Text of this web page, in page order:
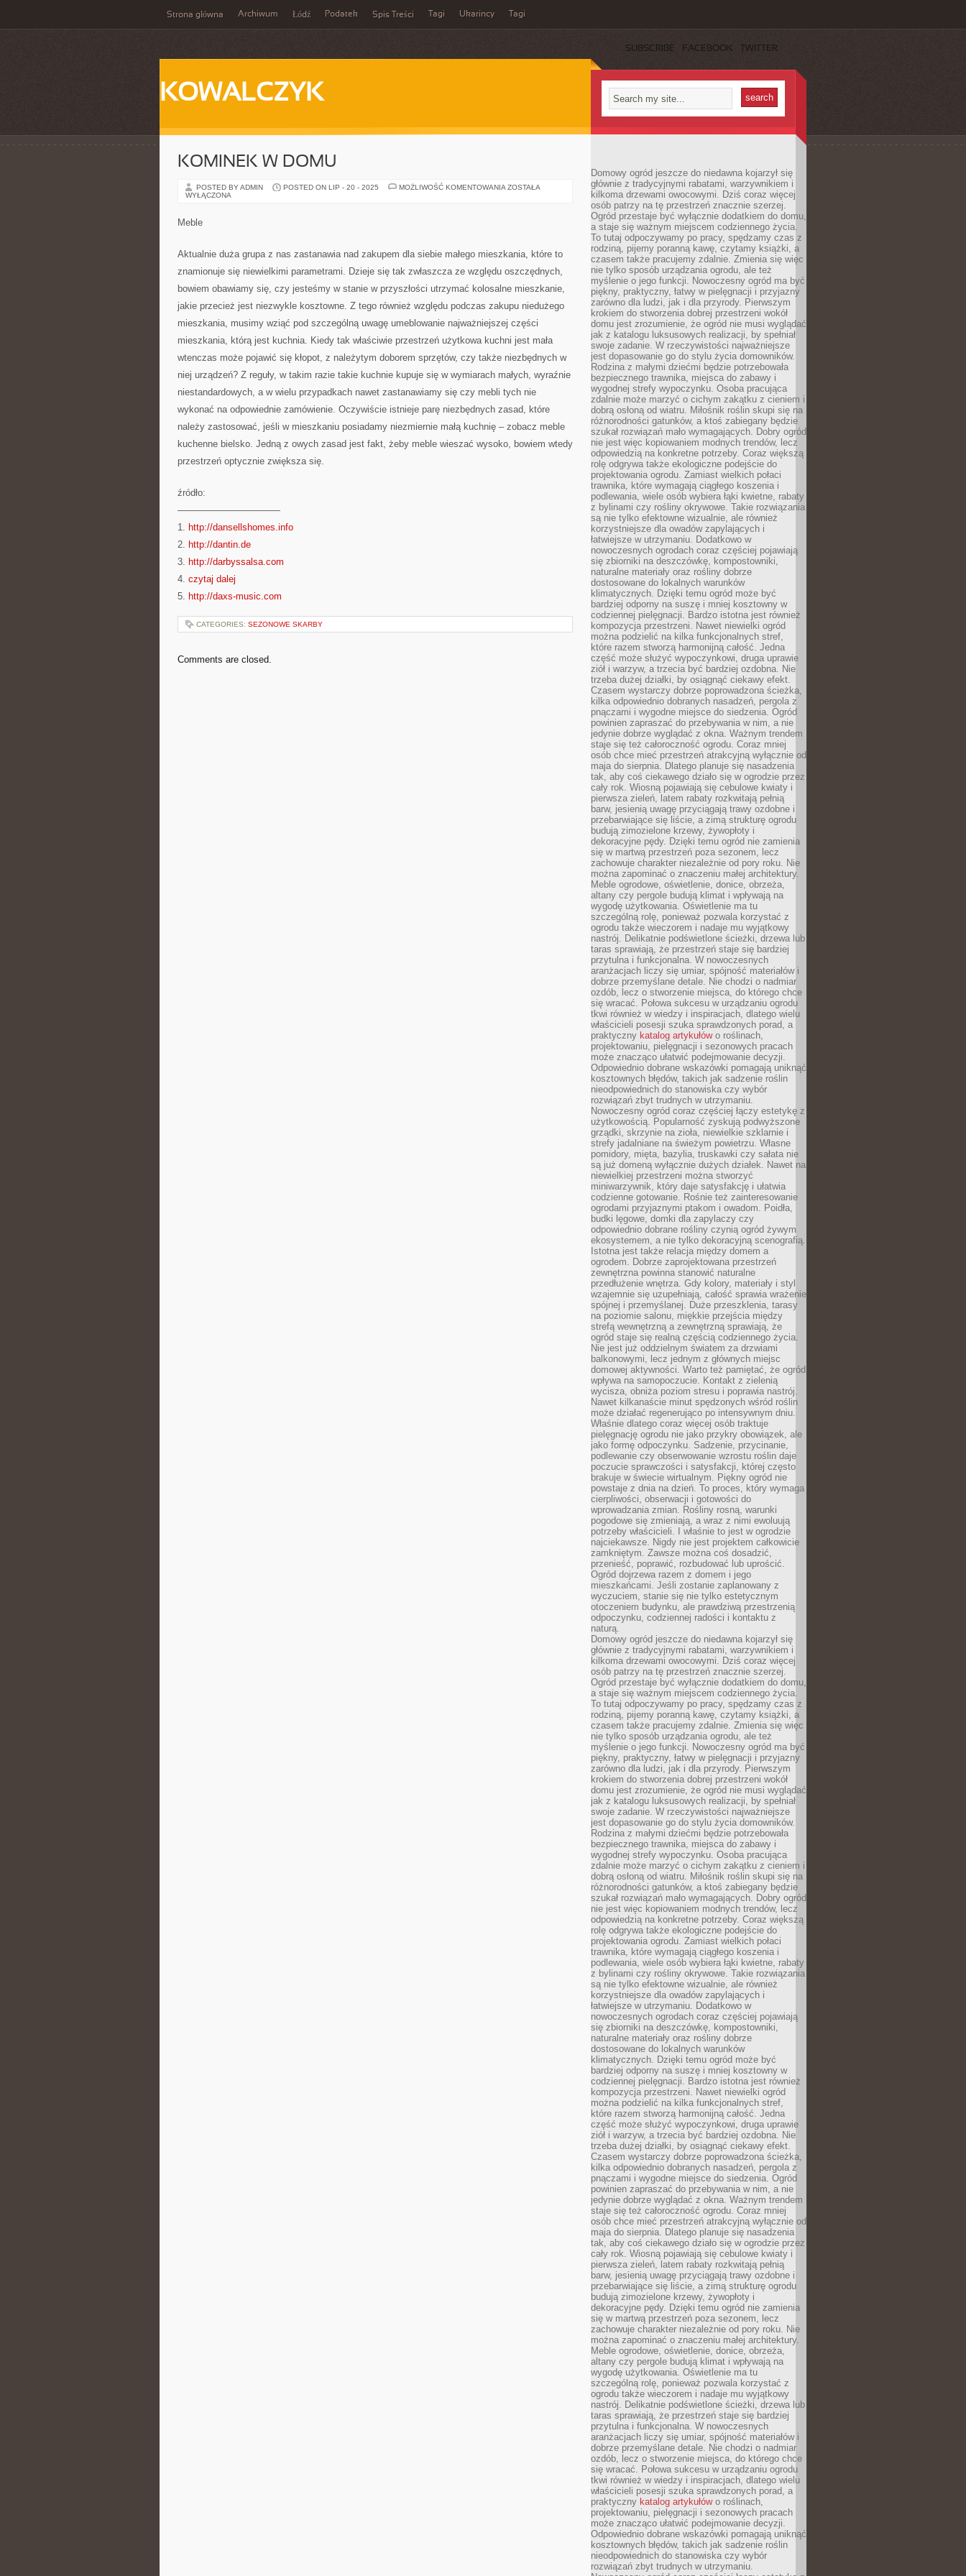
Strona główna Archiwum Łódź Podatek Spis Treści Tagi Ukarincy Tagi
SUBSCRIBE FACEBOOK TWITTER
KOWALCZYK
KOMINEK W DOMU
POSTED BY ADMIN POSTED ON LIP - 20 - 2025 MOŻLIWOŚĆ KOMENTOWANIA KOMINEK
ZOSTAŁA
WYŁĄCZONA
Meble
Aktualnie duża grupa z nas zastanawia nad zakupem dla siebie małego mieszkania, które to
znamionuje się niewielkimi parametrami. Dzieje się tak zwłaszcza ze względu oszczędnych,
bowiem obawiamy się, czy jesteśmy w stanie w przyszłości utrzymać kolosalne mieszkanie,
jakie przecież jest niezwykle kosztowne. Z tego również względu podczas zakupu niedużego
mieszkania, musimy wziąć pod szczególną uwagę umeblowanie najważniejszej części
mieszkania, którą jest kuchnia. Kiedy tak właściwie przestrzeń użytkowa kuchni jest mała
wtenczas może pojawić się kłopot, z należytym doborem sprzętów, czy także niezbędnych w
niej urządzeń? Z reguły, w takim razie takie kuchnie kupuje się w wymiarach małych, wyraźnie
niestandardowych, a w wielu przypadkach nawet zastanawiamy się czy mebli tych nie
wykonać na odpowiednie zamówienie. Oczywiście istnieje parę niezbędnych zasad, które
należy zastosować, jeśli w mieszkaniu posiadamy niezmiernie małą kuchnię – zobacz meble
kuchenne bielsko. Jedną z owych zasad jest fakt, żeby meble wieszać wysoko, bowiem wtedy
przestrzeń optycznie zwiększa się.
źródło:
———————————
1. http://dansellshomes.info
2. http://dantin.de
3. http://darbyssalsa.com
4. czytaj dalej
5. http://daxs-music.com
CATEGORIES: SEZONOWE SKARBY
Comments are closed.
Domowy ogród jeszcze do niedawna kojarzył się
głównie z tradycyjnymi rabatami, warzywnikiem i
kilkoma drzewami owocowymi. Dziś coraz więcej
osób patrzy na tę przestrzeń znacznie szerzej.
Ogród przestaje być wyłącznie dodatkiem do domu,
a staje się ważnym miejscem codziennego życia.
To tutaj odpoczywamy po pracy, spędzamy czas z
rodziną, pijemy poranną kawę, czytamy książki, a
czasem także pracujemy zdalnie. Zmienia się więc
nie tylko sposób urządzania ogrodu, ale też
myślenie o jego funkcji. Nowoczesny ogród ma być
piękny, praktyczny, łatwy w pielęgnacji i przyjazny
zarówno dla ludzi, jak i dla przyrody. Pierwszym
krokiem do stworzenia dobrej przestrzeni wokół
domu jest zrozumienie, że ogród nie musi wyglądać
jak z katalogu luksusowych realizacji, by spełniał
swoje zadanie. W rzeczywistości najważniejsze
jest dopasowanie go do stylu życia domowników.
Rodzina z małymi dziećmi będzie potrzebowała
bezpiecznego trawnika, miejsca do zabawy i
wygodnej strefy wypoczynku. Osoba pracująca
zdalnie może marzyć o cichym zakątku z cieniem i
dobrą osłoną od wiatru. Miłośnik roślin skupi się na
różnorodności gatunków, a ktoś zabiegany będzie
szukał rozwiązań mało wymagających. Dobry ogród
nie jest więc kopiowaniem modnych trendów, lecz
odpowiedzią na konkretne potrzeby. Coraz większą
rolę odgrywa także ekologiczne podejście do
projektowania ogrodu. Zamiast wielkich połaci
trawnika, które wymagają ciągłego koszenia i
podlewania, wiele osób wybiera łąki kwietne, rabaty
z bylinami czy rośliny okrywowe. Takie rozwiązania
są nie tylko efektowne wizualnie, ale również
korzystniejsze dla owadów zapylających i
łatwiejsze w utrzymaniu. Dodatkowo w
nowoczesnych ogrodach coraz częściej pojawiają
się zbiorniki na deszczówkę, kompostowniki,
naturalne materiały oraz rośliny dobrze
dostosowane do lokalnych warunków
klimatycznych. Dzięki temu ogród może być
bardziej odporny na suszę i mniej kosztowny w
codziennej pielęgnacji. Bardzo istotna jest również
kompozycja przestrzeni. Nawet niewielki ogród
można podzielić na kilka funkcjonalnych stref,
które razem stworzą harmonijną całość. Jedna
część może służyć wypoczynkowi, druga uprawie
ziół i warzyw, a trzecia być bardziej ozdobna. Nie
trzeba dużej działki, by osiągnąć ciekawy efekt.
Czasem wystarczy dobrze poprowadzona ścieżka,
kilka odpowiednio dobranych nasadzeń, pergola z
pnączami i wygodne miejsce do siedzenia. Ogród
powinien zapraszać do przebywania w nim, a nie
jedynie dobrze wyglądać z okna. Ważnym trendem
staje się też całoroczność ogrodu. Coraz mniej
osób chce mieć przestrzeń atrakcyjną wyłącznie od
maja do sierpnia. Dlatego planuje się nasadzenia
tak, aby coś ciekawego działo się w ogrodzie przez
cały rok. Wiosną pojawiają się cebulowe kwiaty i
pierwsza zieleń, latem rabaty rozkwitają pełnią
barw, jesienią uwagę przyciągają trawy ozdobne i
przebarwiające się liście, a zimą strukturę ogrodu
budują zimozielone krzewy, żywopłoty i
dekoracyjne pędy. Dzięki temu ogród nie zamienia
się w martwą przestrzeń poza sezonem, lecz
zachowuje charakter niezależnie od pory roku. Nie
można zapominać o znaczeniu małej architektury.
Meble ogrodowe, oświetlenie, donice, obrzeża,
altany czy pergole budują klimat i wpływają na
wygodę użytkowania. Oświetlenie ma tu
szczególną rolę, ponieważ pozwala korzystać z
ogrodu także wieczorem i nadaje mu wyjątkowy
nastrój. Delikatnie podświetlone ścieżki, drzewa lub
taras sprawiają, że przestrzeń staje się bardziej
przytulna i funkcjonalna. W nowoczesnych
aranżacjach liczy się umiar, spójność materiałów i
dobrze przemyślane detale. Nie chodzi o nadmiar
ozdób, lecz o stworzenie miejsca, do którego chce
się wracać. Połowa sukcesu w urządzaniu ogrodu
tkwi również w wiedzy i inspiracjach, dlatego wielu
właścicieli posesji szuka sprawdzonych porad, a
praktyczny katalog artykułówo roślinach,
projektowaniu, pielęgnacji i sezonowych pracach
może znacząco ułatwić podejmowanie decyzji.
Odpowiednio dobrane wskazówki pomagają uniknąć
kosztownych błędów, takich jak sadzenie roślin
nieodpowiednich do stanowiska czy wybór
rozwiązań zbyt trudnych w utrzymaniu.
Nowoczesny ogród coraz częściej łączy estetykę z
użytkowością. Popularność zyskują podwyższone
grządki, skrzynie na zioła, niewielkie szklarnie i
strefy jadalniane na świeżym powietrzu. Własne
pomidory, mięta, bazylia, truskawki czy sałata nie
są już domeną wyłącznie dużych działek. Nawet na
niewielkiej przestrzeni można stworzyć
miniwarzywnik, który daje satysfakcję i ułatwia
codzienne gotowanie. Rośnie też zainteresowanie
ogrodami przyjaznymi ptakom i owadom. Poidła,
budki lęgowe, domki dla zapylaczy czy
odpowiednio dobrane rośliny czynią ogród żywym
ekosystemem, a nie tylko dekoracyjną scenografią.
Istotna jest także relacja między domem a
ogrodem. Dobrze zaprojektowana przestrzeń
zewnętrzna powinna stanowić naturalne
przedłużenie wnętrza. Gdy kolory, materiały i styl
wzajemnie się uzupełniają, całość sprawia wrażenie
spójnej i przemyślanej. Duże przeszklenia, tarasy
na poziomie salonu, miękkie przejścia między
strefą wewnętrzną a zewnętrzną sprawiają, że
ogród staje się realną częścią codziennego życia.
Nie jest już oddzielnym światem za drzwiami
balkonowymi, lecz jednym z głównych miejsc
domowej aktywności. Warto też pamiętać, że ogród
wpływa na samopoczucie. Kontakt z zielenią
wycisza, obniża poziom stresu i poprawia nastrój.
Nawet kilkanaście minut spędzonych wśród roślin
może działać regenerująco po intensywnym dniu.
Właśnie dlatego coraz więcej osób traktuje
pielęgnację ogrodu nie jako przykry obowiązek, ale
jako formę odpoczynku. Sadzenie, przycinanie,
podlewanie czy obserwowanie wzrostu roślin daje
poczucie sprawczości i satysfakcji, której często
brakuje w świecie wirtualnym. Piękny ogród nie
powstaje z dnia na dzień. To proces, który wymaga
cierpliwości, obserwacji i gotowości do
wprowadzania zmian. Rośliny rosną, warunki
pogodowe się zmieniają, a wraz z nimi ewoluują
potrzeby właścicieli. I właśnie to jest w ogrodzie
najciekawsze. Nigdy nie jest projektem całkowicie
zamkniętym. Zawsze można coś dosadzić,
przenieść, poprawić, rozbudować lub uprościć.
Ogród dojrzewa razem z domem i jego
mieszkańcami. Jeśli zostanie zaplanowany z
wyczuciem, stanie się nie tylko estetycznym
otoczeniem budynku, ale prawdziwą przestrzenią
odpoczynku, codziennej radości i kontaktu z
naturą.
Domowy ogród jeszcze do niedawna kojarzył się
głównie z tradycyjnymi rabatami, warzywnikiem i
kilkoma drzewami owocowymi. Dziś coraz więcej
osób patrzy na tę przestrzeń znacznie szerzej.
Ogród przestaje być wyłącznie dodatkiem do domu,
a staje się ważnym miejscem codziennego życia.
To tutaj odpoczywamy po pracy, spędzamy czas z
rodziną, pijemy poranną kawę, czytamy książki, a
czasem także pracujemy zdalnie. Zmienia się więc
nie tylko sposób urządzania ogrodu, ale też
myślenie o jego funkcji. Nowoczesny ogród ma być
piękny, praktyczny, łatwy w pielęgnacji i przyjazny
zarówno dla ludzi, jak i dla przyrody. Pierwszym
krokiem do stworzenia dobrej przestrzeni wokół
domu jest zrozumienie, że ogród nie musi wyglądać
jak z katalogu luksusowych realizacji, by spełniał
swoje zadanie. W rzeczywistości najważniejsze
jest dopasowanie go do stylu życia domowników.
Rodzina z małymi dziećmi będzie potrzebowała
bezpiecznego trawnika, miejsca do zabawy i
wygodnej strefy wypoczynku. Osoba pracująca
zdalnie może marzyć o cichym zakątku z cieniem i
dobrą osłoną od wiatru. Miłośnik roślin skupi się na
różnorodności gatunków, a ktoś zabiegany będzie
szukał rozwiązań mało wymagających. Dobry ogród
nie jest więc kopiowaniem modnych trendów, lecz
odpowiedzią na konkretne potrzeby. Coraz większą
rolę odgrywa także ekologiczne podejście do
projektowania ogrodu. Zamiast wielkich połaci
trawnika, które wymagają ciągłego koszenia i
podlewania, wiele osób wybiera łąki kwietne, rabaty
z bylinami czy rośliny okrywowe. Takie rozwiązania
są nie tylko efektowne wizualnie, ale również
korzystniejsze dla owadów zapylających i
łatwiejsze w utrzymaniu. Dodatkowo w
nowoczesnych ogrodach coraz częściej pojawiają
się zbiorniki na deszczówkę, kompostowniki,
naturalne materiały oraz rośliny dobrze
dostosowane do lokalnych warunków
klimatycznych. Dzięki temu ogród może być
bardziej odporny na suszę i mniej kosztowny w
codziennej pielęgnacji. Bardzo istotna jest również
kompozycja przestrzeni. Nawet niewielki ogród
można podzielić na kilka funkcjonalnych stref,
które razem stworzą harmonijną całość. Jedna
część może służyć wypoczynkowi, druga uprawie
ziół i warzyw, a trzecia być bardziej ozdobna. Nie
trzeba dużej działki, by osiągnąć ciekawy efekt.
Czasem wystarczy dobrze poprowadzona ścieżka,
kilka odpowiednio dobranych nasadzeń, pergola z
pnączami i wygodne miejsce do siedzenia. Ogród
powinien zapraszać do przebywania w nim, a nie
jedynie dobrze wyglądać z okna. Ważnym trendem
staje się też całoroczność ogrodu. Coraz mniej
osób chce mieć przestrzeń atrakcyjną wyłącznie od
maja do sierpnia. Dlatego planuje się nasadzenia
tak, aby coś ciekawego działo się w ogrodzie przez
cały rok. Wiosną pojawiają się cebulowe kwiaty i
pierwsza zieleń, latem rabaty rozkwitają pełnią
barw, jesienią uwagę przyciągają trawy ozdobne i
przebarwiające się liście, a zimą strukturę ogrodu
budują zimozielone krzewy, żywopłoty i
dekoracyjne pędy. Dzięki temu ogród nie zamienia
się w martwą przestrzeń poza sezonem, lecz
zachowuje charakter niezależnie od pory roku. Nie
można zapominać o znaczeniu małej architektury.
Meble ogrodowe, oświetlenie, donice, obrzeża,
altany czy pergole budują klimat i wpływają na
wygodę użytkowania. Oświetlenie ma tu
szczególną rolę, ponieważ pozwala korzystać z
ogrodu także wieczorem i nadaje mu wyjątkowy
nastrój. Delikatnie podświetlone ścieżki, drzewa lub
taras sprawiają, że przestrzeń staje się bardziej
przytulna i funkcjonalna. W nowoczesnych
aranżacjach liczy się umiar, spójność materiałów i
dobrze przemyślane detale. Nie chodzi o nadmiar
ozdób, lecz o stworzenie miejsca, do którego chce
się wracać. Połowa sukcesu w urządzaniu ogrodu
tkwi również w wiedzy i inspiracjach, dlatego wielu
właścicieli posesji szuka sprawdzonych porad, a
praktyczny katalog artykułówo roślinach,
projektowaniu, pielęgnacji i sezonowych pracach
może znacząco ułatwić podejmowanie decyzji.
Odpowiednio dobrane wskazówki pomagają uniknąć
kosztownych błędów, takich jak sadzenie roślin
nieodpowiednich do stanowiska czy wybór
rozwiązań zbyt trudnych w utrzymaniu.